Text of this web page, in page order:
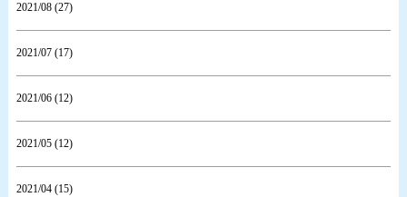
2021/08 (27)
2021/07 (17)
2021/06 (12)
2021/05 (12)
2021/04 (15)